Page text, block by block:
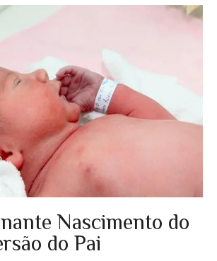
Nascimento do
do Pai